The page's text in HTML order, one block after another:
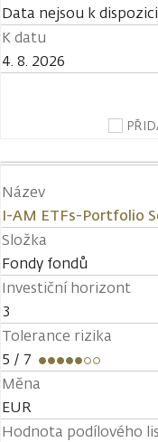
Data nejsou k dispozici
K datu
4. 8. 2026
Název
I-AM ETFs-Portfolio
Složka
Fondy fondů
Investiční horizont
3
Tolerance rizika
5 / 7
Měna
EUR
Hodnota podílového